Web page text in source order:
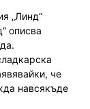
„Линд“
описва
че
навсякъде